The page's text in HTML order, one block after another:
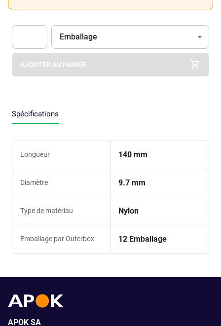
Apok.Product.Detail.AddToCart.Quantity (Optionnel)
Unité
Emballage
AJOUTER AU PANIER
Spécifications
Longueur 140 mm
Diamètre 9.7 mm
Type de matériau Nylon
Emballage par Outerbox 12 Emballage
APOK SA